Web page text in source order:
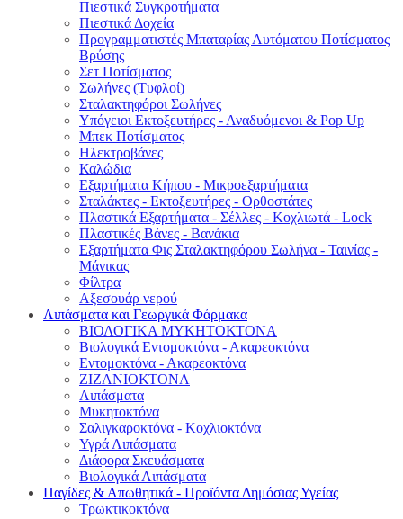
Πιεστικά Συγκροτήματα
Πιεστικά Δοχεία
Προγραμματιστές Μπαταρίας Αυτόματου Ποτίσματος
Βρύσης
Σετ Ποτίσματος
Σωλήνες (Τυφλοί)
Σταλακτηφόροι Σωλήνες
Υπόγειοι Εκτοξευτήρες - Αναδυόμενοι & Pop Up
Μπεκ Ποτίσματος
Ηλεκτροβάνες
Καλώδια
Εξαρτήματα Κήπου - Μικροεξαρτήματα
Σταλάκτες - Εκτοξευτήρες - Ορθοστάτες
Πλαστικά Εξαρτήματα - Σέλλες - Κοχλιωτά - Lock
Πλαστικές Βάνες - Βανάκια
Εξαρτήματα Φις Σταλακτηφόρου Σωλήνα - Ταινίας -
Μάνικας
Φίλτρα
Αξεσουάρ νερού
Λιπάσματα και Γεωργικά Φάρμακα
ΒΙΟΛΟΓΙΚΑ ΜΥΚΗΤΟΚΤΟΝΑ
Βιολογικά Εντομοκτόνα - Ακαρεοκτόνα
Εντομοκτόνα - Ακαρεοκτόνα
ΖΙΖΑΝΙΟΚΤΟΝΑ
Λιπάσματα
Μυκητοκτόνα
Σαλιγκαροκτόνα - Κοχλιοκτόνα
Υγρά Λιπάσματα
Διάφορα Σκευάσματα
Βιολογικά Λιπάσματα
Παγίδες & Απωθητικά - Προϊόντα Δημόσιας Υγείας
Τρωκτικοκτόνα